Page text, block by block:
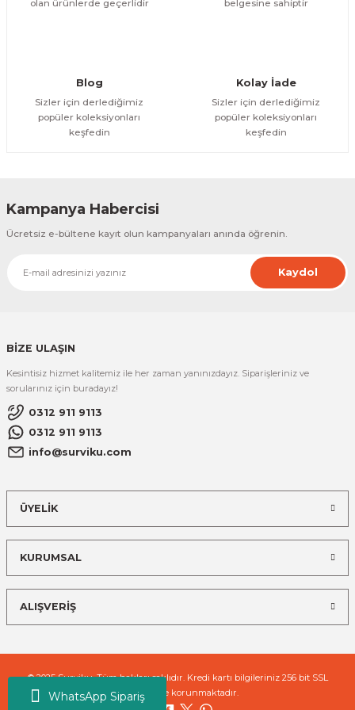
WhatsApp Sipariş
olan ürünlerde geçerlidir
belgesine sahiptir
Blog
Sizler için derlediğimiz
popüler koleksiyonları
keşfedin
Kolay İade
Sizler için derlediğimiz
popüler koleksiyonları
keşfedin
Kampanya Habercisi
Ücretsiz e-bültene kayıt olun kampanyaları anında öğrenin.
Kaydol
BİZE ULAŞIN
Kesintisiz hizmet kalitemiz ile her zaman yanınızdayız. Siparişleriniz ve
sorularınız için buradayız!
0312 911 9113
0312 911 9113
info@surviku.com
ÜYELİK
KURUMSAL
ALIŞVERİŞ
© 2025 Surviku. Tüm hakları saklıdır. Kredi kartı bilgileriniz 256 bit SSL
sertifikası ile korunmaktadır.